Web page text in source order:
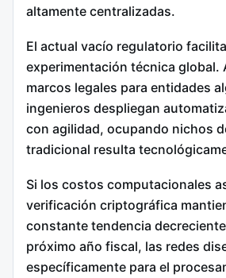
altamente centralizadas.
El actual vacío regulatorio
experimentación técnica global.
marcos legales para entidades
ingenieros despliegan
con agilidad, ocupando nichos
tradicional resulta
Si los costos computacionales
verificación criptográfica
constante tendencia
próximo año fiscal, las redes
específicamente para el